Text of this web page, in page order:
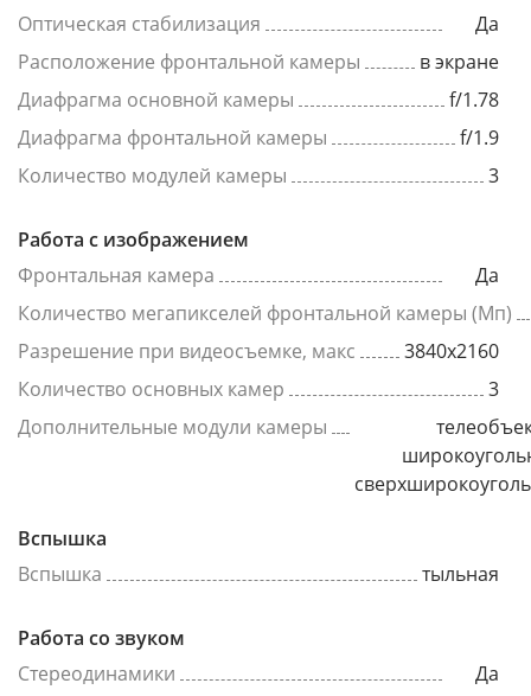
Оптическая стабилизация
Да
Расположение фронтальной камеры
в экране
Диафрагма основной камеры
f/1.78
Диафрагма фронтальной камеры
f/1.9
Количество модулей камеры
3
Работа с изображением
Фронтальная камера
Да
Количество мегапикселей фронтальной камеры (Мп)
Разрешение при видеосъемке, макс
3840x2160
Количество основных камер
3
Дополнительные модули камеры
Вспышка
Вспышка
тыльная
Работа со звуком
Стереодинамики
Да